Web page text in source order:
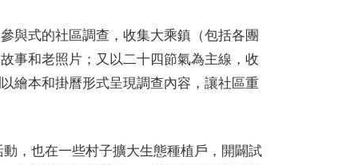
與式的社區調查，收集大乘鎮（包括各團
事和老照片；又以二十四節氣為主線，收
以繪本和掛曆形式呈現調查內容，讓社區重
，也在一些村子擴大生態種植戶，開闢試